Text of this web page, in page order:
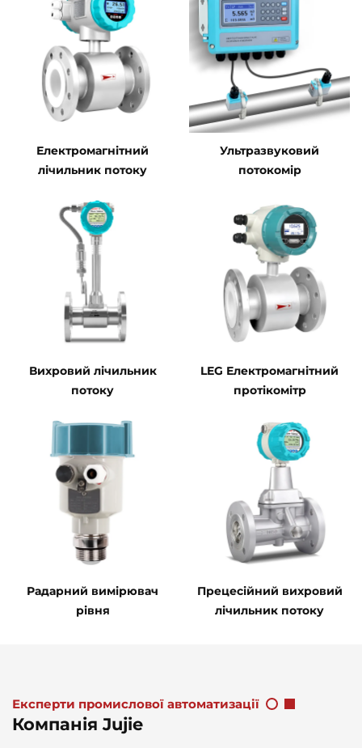
електромагнітних
лічильників витрати
Електромагнітний
лічильник потоку
Ультразвуковий
потокомір
Вихровий лічильник
потоку
LEG Електромагнітний
протікомітр
Радарний вимірювач
рівня
Прецесійний вихровий
лічильник потоку
Експерти промислової автоматизації
Компанія Jujie